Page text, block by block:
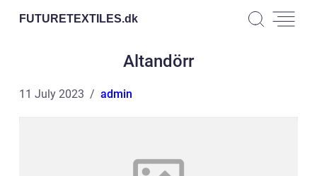
FUTURETEXTILES.dk
Altandörr
11 July 2023 admin